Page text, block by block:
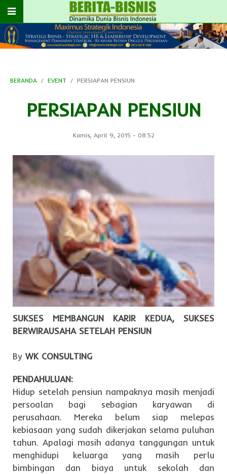
BERANDA EVENT PERSIAPAN PENSIUN
PERSIAPAN PENSIUN
Kamis, April 9, 2015 - 08:52
SUKSES MEMBANGUN KARIR KEDUA, SUKSES
BERWIRAUSAHA SETELAH PENSIUN
By WK CONSULTING
PENDAHULUAN:
Hidup setelah pensiun nampaknya masih menjadi
persoalan bagi sebagian karyawan di
perusahaan. Mereka belum siap melepas
kebiasaan yang sudah dikerjakan selama puluhan
tahun. Apalagi masih adanya tanggungan untuk
menghidupi keluarga yang masih perlu
bimbingan dan biaya untuk sekolah dan